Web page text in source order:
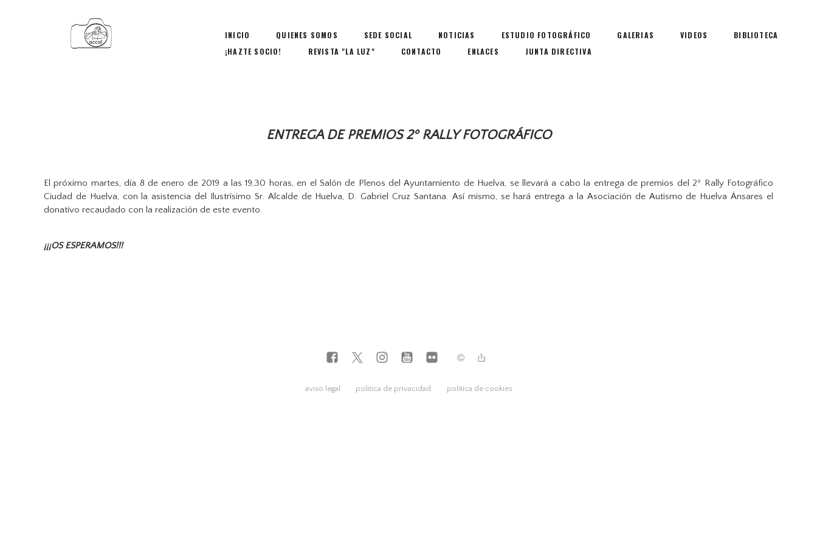
INICIO QUIENES SOMOS SEDE SOCIAL NOTICIAS ESTUDIO FOTOGRÁFICO GALERIAS VIDEOS
BIBLIOTECA
¡HAZTE SOCIO!
REVISTA "LA LUZ" CONTACTO ENLACES JUNTA DIRECTIVA
ENTREGA DE PREMIOS 2º RALLY FOTOGRÁFICO
El próximo martes, día 8 de enero de 2019 a las 19,30 horas, en el Salón de Plenos del Ayuntamiento de Huelva, se llevará a cabo la entrega de premios del 2º Rally Fotográfico
Ciudad de Huelva, con la asistencia del Ilustrísimo Sr. Alcalde de Huelva, D. Gabriel Cruz Santana. Así mismo, se hará entrega a la Asociación de Autismo de Huelva Ánsares el
donativo recaudado con la realización de este evento.
¡¡¡OS ESPERAMOS!!!
aviso legal política de privacidad política de cookies